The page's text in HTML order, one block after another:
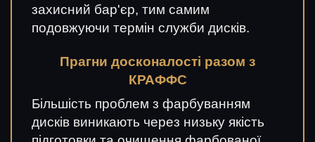
захисний бар'єр, тим самим
подовжуючи термін служби дисків.
Прагни досконалості разом з
КРАФФС
Більшість проблем з фарбуванням
дисків виникають через низьку якість